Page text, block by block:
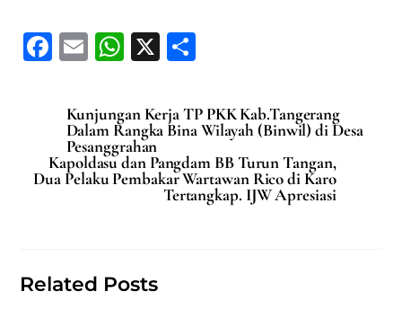
F
c
e
b
o
E
ai
l
W
at
s
A
p
X
ar
e
Kunjungan Kerja TP PKK Kab.Tangerang
Dalam Rangka Bina Wilayah (Binwil) di Desa
Pesanggrahan
Kapoldasu dan Pangdam BB Turun Tangan,
Dua Pelaku Pembakar Wartawan Rico di Karo
Tertangkap. IJW Apresiasi
Related Posts